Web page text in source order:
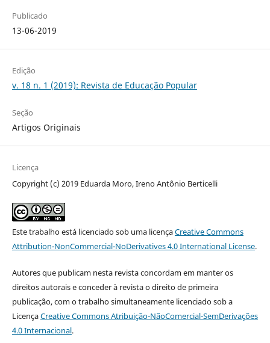
Publicado
13-06-2019
Edição
v. 18 n. 1 (2019): Revista de Educação Popular
Seção
Artigos Originais
Licença
Copyright (c) 2019 Eduarda Moro, Ireno Antônio Berticelli
Este trabalho está licenciado sob uma licençaCreative Commons
Attribution-NonCommercial-NoDerivatives 4.0 International License.
Autores que publicam nesta revista concordam em manter os
direitos autorais e conceder à revista o direito de primeira
publicação, com o trabalho simultaneamente licenciado sob a
LicençaCreative Commons Atribuição-NãoComercial-SemDerivações
4.0 Internacional.